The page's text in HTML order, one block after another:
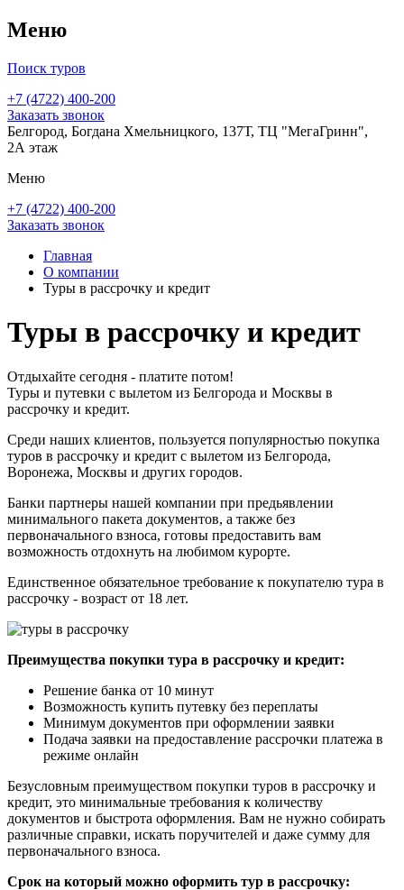
Меню
Поиск туров
+7 (4722) 400-200
Заказать звонок
Белгород, Богдана Хмельницкого, 137Т, ТЦ "МегаГринн",
2А этаж
Меню
+7 (4722) 400-200
Заказать звонок
Главная
О компании
Туры в рассрочку и кредит
Туры в рассрочку и кредит
Отдыхайте сегодня - платите потом!
Туры и путевки с вылетом из Белгорода и Москвы в
рассрочку и кредит.
Среди наших клиентов, пользуется популярностью покупка
туров в рассрочку и кредит с вылетом из Белгорода,
Воронежа, Москвы и других городов.
Банки партнеры нашей компании при предьявлении
минимального пакета документов, а также без
первоначального взноса, готовы предоставить вам
возможность отдохнуть на любимом курорте.
Единственное обязательное требование к покупателю тура в
рассрочку - возраст от 18 лет.
Преимущества покупки тура в рассрочку и кредит:
Решение банка от 10 минут
Возможность купить путевку без переплаты
Минимум документов при оформлении заявки
Подача заявки на предоставление рассрочки платежа в
режиме онлайн
Безусловным преимуществом покупки туров в рассрочку и
кредит, это минимальные требования к количеству
документов и быстрота оформления. Вам не нужно собирать
различные справки, искать поручителей и даже сумму для
первоначального взноса.
Срок на который можно оформить тур в рассрочку: